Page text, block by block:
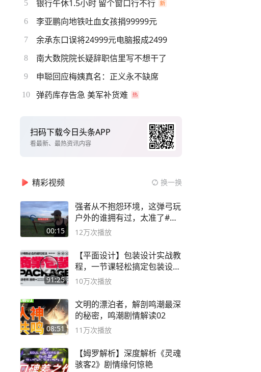
5 银行午休1.5小时 留个窗口行不行
6 李亚鹏向地铁吐血女孩捐99999元
7 余承东口误将24999元电脑报成2499
8 南大数院院长疑辞职信里写不想干了
9 申聪回应梅姨真名：正义永不缺席
10 弹药库存告急 美军补货难
扫码下载今日头条APP
看最新、最热资讯内容
精彩视频 换一换
00:15
强者从不抱怨环境，这弹弓玩
户外的谁拥有过，太准了#弹
弓#户外
12万次播放
91:25
【平面设计】包装设计实战教
程，一节课轻松搞定包装设计
流程！
10万次播放
08:51
文明的漂泊者，解剖鸣潮最深
的秘密，鸣潮剧情解读02
11万次播放
【姆罗解析】深度解析《灵魂
骇客2》剧情缘何惊艳